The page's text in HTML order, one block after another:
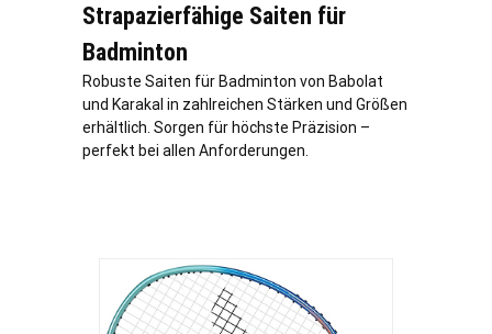
Strapazierfähige Saiten für
Badminton
Robuste Saiten für Badminton von Babolat
und Karakal in zahlreichen Stärken und Größen
erhältlich. Sorgen für höchste Präzision –
perfekt bei allen Anforderungen.